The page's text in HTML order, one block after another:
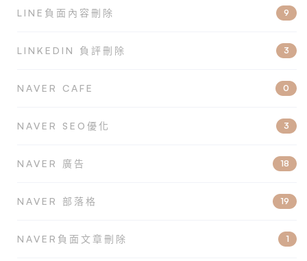
LINE負面內容刪除 9
LINKEDIN 負評刪除 3
NAVER CAFE 0
NAVER SEO優化 3
NAVER 廣告 18
NAVER 部落格 19
NAVER負面文章刪除 1